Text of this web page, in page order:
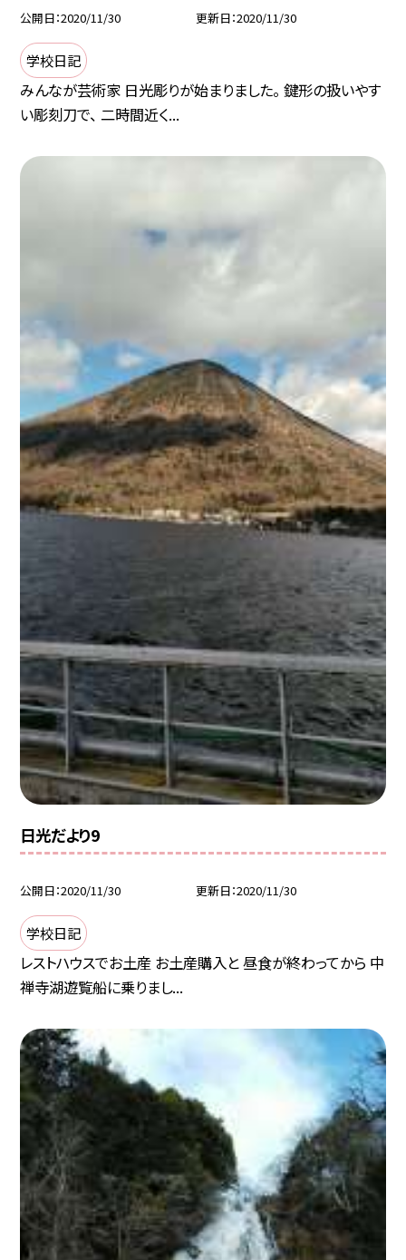
公開日 2020/11/30 更新日 2020/11/30
学校日記
みんなが芸術家 日光彫りが始まりました。 鍵形の扱いやす
い彫刻刀で、 二時間近く...
日光だより9
公開日 2020/11/30 更新日 2020/11/30
学校日記
レストハウスでお土産 お土産購入と 昼食が終わってから 中
禅寺湖遊覧船に乗りまし...